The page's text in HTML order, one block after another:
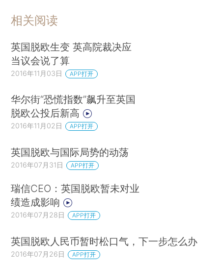
相关阅读
英国脱欧生变 英高院裁决应
当议会说了算
2016年11月03日 APP打开
华尔街“恐慌指数”飙升至英国
脱欧公投后新高
2016年11月02日 APP打开
英国脱欧与国际局势的动荡
2016年07月31日 APP打开
瑞信CEO：英国脱欧暂未对业
绩造成影响
2016年07月28日 APP打开
英国脱欧人民币暂时松口气，下一步怎么办
2016年07月26日 APP打开